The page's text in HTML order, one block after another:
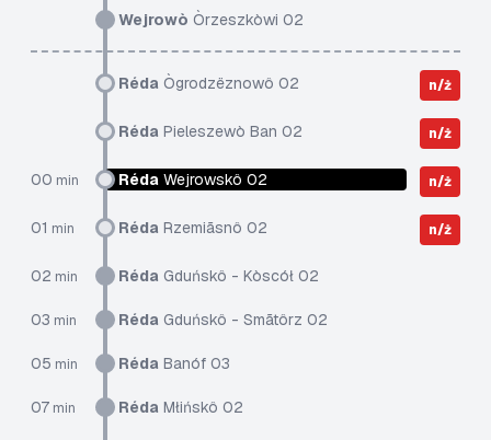
Wejrowò Òrzeszkòwi 02
Réda Ògrodzëznowô 02 n/ż
Réda Pieleszewò Ban 02 n/ż
00 min Réda Wejrowskô 02 n/ż
01 min Réda Rzemiãsnô 02 n/ż
02 min Réda Gduńskô - Kòscół 02
03 min Réda Gduńskô - Smãtôrz 02
05 min Réda Banóf 03
07 min Réda Młińskô 02